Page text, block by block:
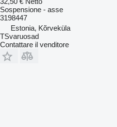
Sospensione - asse
3198447
Estonia, Kõrveküla
TSvaruosad
Contattare il venditore